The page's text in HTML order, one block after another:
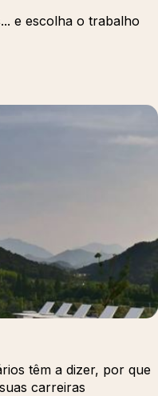
e escolha o trabalho
têm a dizer, por que
carreiras